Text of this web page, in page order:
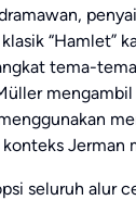
“Hamlet”
tema-
Jerman
seluruh alur